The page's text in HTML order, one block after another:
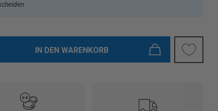
IN DEN WARENKORB